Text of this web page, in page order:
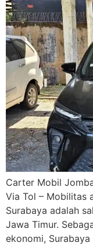
Carter Mobil
Via Tol – Mobilitas
Surabaya adalah
Jawa Timur.
ekonomi,